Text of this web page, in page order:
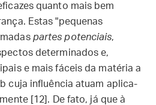
quanto mais bem
Estas "pequenas
partes potenciais,
determinados e,
e mais fáceis da matéria a
cuja influência atuam aplica-
[12]. De fato, já que à